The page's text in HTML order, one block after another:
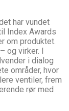
har vundet
Index Awards
om produktet.
og virker. I
i dialog
områder, hvor
ventiler, frem
rør med